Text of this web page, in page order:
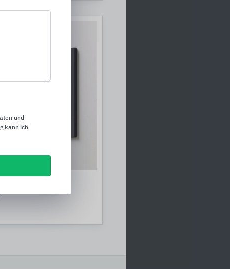
und
kann ich